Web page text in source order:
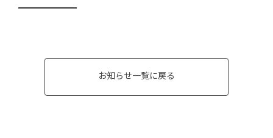
━━━━━━
お知らせ一覧に戻る